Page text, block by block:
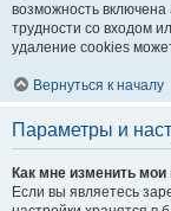
возможность
трудности со входом
удаление cookies
Вернуться к началу
Параметры и
Как мне изменить мои
Если вы являетесь